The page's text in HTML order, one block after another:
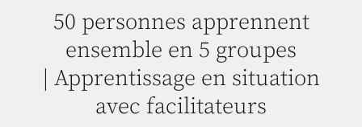
50 personnes apprennent
ensemble en 5 groupes
| Apprentissage en situation
avec facilitateurs